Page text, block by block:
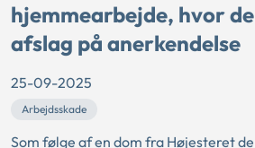
hjemmearbejde, hvor
afslag på anerkendelse
25-09-2025
Arbejdsskade
Som følge af en dom fra Højesteret